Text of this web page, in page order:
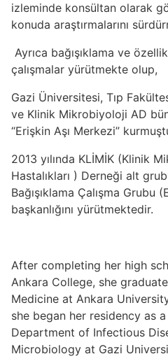
izleminde konsültan olarak
konuda araştırmalarını
Ayrıca bağışıklama ve
çalışmalar yürütmekte olup,
Gazi Üniversitesi, Tıp
ve Klinik Mikrobiyoloji AD
“Erişkin Aşı Merkezi”
2013 yılında KLİMİK (Klinik
Hastalıkları ) Derneği alt
Bağışıklama Çalışma Grubu
başkanlığını yürütmektedir.
After completing her high
Ankara College, she
Medicine at Ankara
she began her residency as
Department of Infectious
Microbiology at Gazi